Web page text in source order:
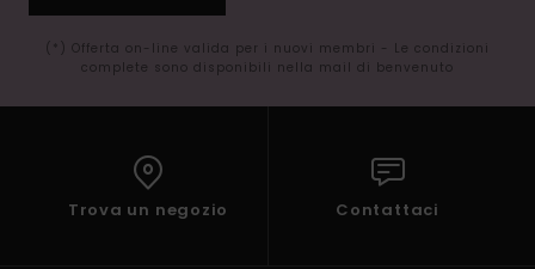
(*) Offerta on-line valida per i nuovi membri - Le condizioni
complete sono disponibili nella mail di benvenuto
Trova un negozio Contattaci